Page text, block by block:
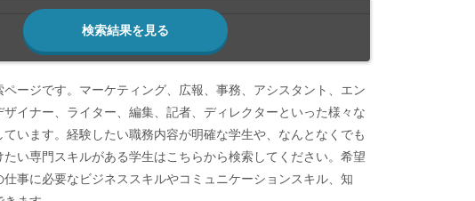
検索結果を見る
ージです。マーケティング、広報、事務、アシスタント、エン
イナー、ライター、編集、記者、ディレクターといった様々な
います。経験したい職務内容が明確な学生や、なんとなくでも
い専門スキルがある学生はこちらから検索してください。希望
事に必要なビジネススキルやコミュニケーションスキル、知